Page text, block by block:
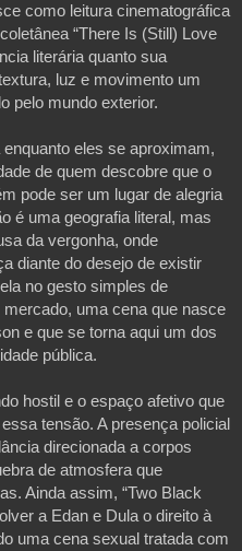
como leitura cinematográfica
“There Is (Still) Love
literária quanto sua
luz e movimento um
pelo mundo exterior.
eles se aproximam,
de quem descobre que o
pode ser um lugar de alegria
é uma geografia literal, mas
da vergonha, onde
diante do desejo de existir
no gesto simples de
uma cena que nasce
e que se torna aqui um dos
pública.
hostil e o espaço afetivo que
tensão. A presença policial
direcionada a corpos
de atmosfera que
Ainda assim, “Two Black
a Edan e Dula o direito à
uma cena sexual tratada com